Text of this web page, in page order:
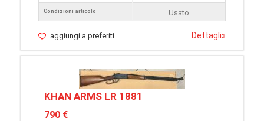
Condizioni articolo
Usato
aggiungi a preferiti Dettagli»
KHAN ARMS LR 1881
790 €